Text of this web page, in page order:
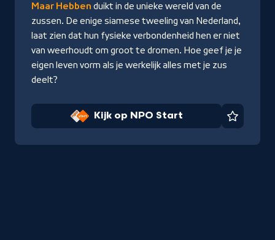
Maar Hebben duikt in de unieke wereld van de
zussen. De enige siamese tweeling van Nederland,
laat zien dat hun fysieke verbondenheid hen er niet
van weerhoudt om groot te dromen. Hoe geef je je
eigen leven vorm als je werkelijk alles met je zus
deelt?
Kijk op NPO Start